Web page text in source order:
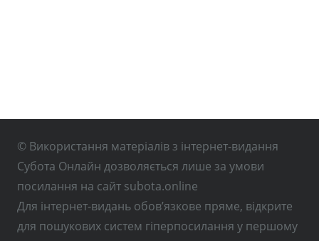
© Використання матеріалів з інтернет-видання
Субота Онлайн дозволяється лише за умови
посилання на сайт subota.online
Для інтернет-видань обов’язкове пряме, відкрите
для пошукових систем гіперпосилання у першому